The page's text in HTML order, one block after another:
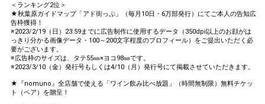
＜ランキング2位＞
★秋葉原ガイドマップ「アド街っぷ」（毎月10日・6万部発行）にてご本人の告知広
告枠獲得！
※2023/2/19（日）23:59までに広告制作に使用するデータ（350dpi以上のお顔がは
っきり分かる画像データ・100～200文字程度のプロフィール）をご提出いただく必
要がございます。
※広告枠のサイズは、タテ55㎜×ヨコ98㎜です。
※2023/3/10（金）発行号もしくは4/10（月）発行号にて掲載させていただきます。
★『nomuno』全店舗で使える「ワイン飲み比べ放題」（時間無制限）無料チケッ
ト（ペア）を贈呈！